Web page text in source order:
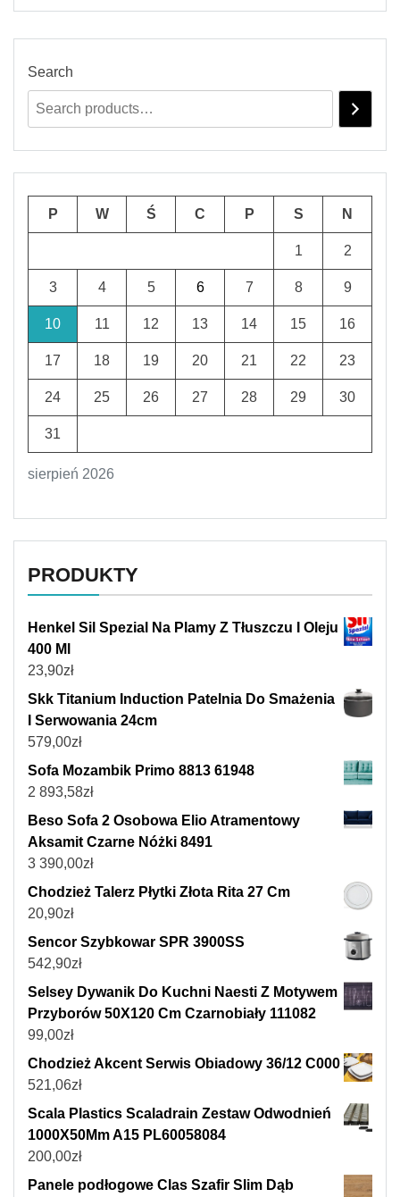
Search
sierpień 2026
P W Ś C P S N
1 2
3 4 5 6 7 8 9
10 11 12 13 14 15 16
17 18 19 20 21 22 23
24 25 26 27 28 29 30
31
PRODUKTY
Henkel Sil Spezial Na Plamy Z Tłuszczu I Oleju
400 Ml
23,90zł
Skk Titanium Induction Patelnia Do Smażenia
I Serwowania 24cm
579,00zł
Sofa Mozambik Primo 8813 61948
2 893,58zł
Beso Sofa 2 Osobowa Elio Atramentowy
Aksamit Czarne Nóżki 8491
3 390,00zł
Chodzież Talerz Płytki Złota Rita 27 Cm
20,90zł
Sencor Szybkowar SPR 3900SS
542,90zł
Selsey Dywanik Do Kuchni Naesti Z Motywem
Przyborów 50X120 Cm Czarnobiały 111082
99,00zł
Chodzież Akcent Serwis Obiadowy 36/12 C000
521,06zł
Scala Plastics Scaladrain Zestaw Odwodnień
1000X50Mm A15 PL60058084
200,00zł
Panele podłogowe Clas Szafir Slim Dąb